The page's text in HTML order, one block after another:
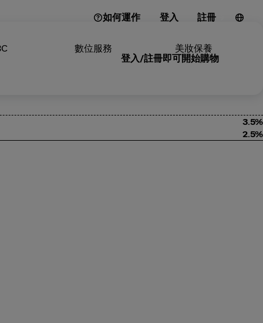
如何運作 登入 註冊
數位服務
美妝保養
登入/註冊即可開始購物
3.5%
2.5%